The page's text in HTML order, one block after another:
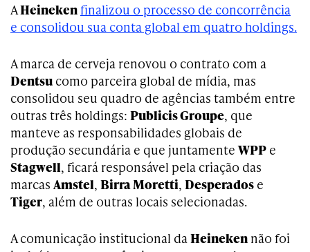
AHeineken finalizou o processo de concorrência
e consolidou sua conta global em quatro holdings.
A marca de cerveja renovou o contrato com a
Dentsu como parceira global de mídia, mas
consolidou seu quadro de agências também entre
outras três holdings: Publicis Groupe, que
manteve as responsabilidades globais de
produção secundária e que juntamenteWPP e
Stagwell, ficará responsável pela criação das
marcas Amstel, Birra Moretti, Desperados e
Tiger, além de outras locais selecionadas.
A comunicação institucional daHeineken não foi